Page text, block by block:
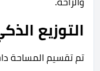
والراحة.
التوزيع
تم تقسيم المساحة